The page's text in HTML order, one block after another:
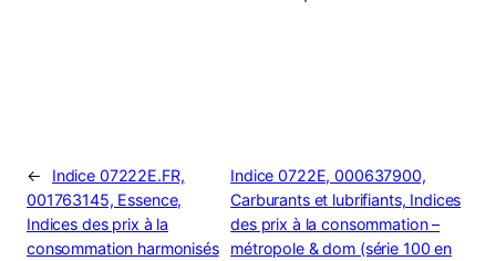
←
Indice 07222E.FR,
001763145, Essence,
Indices des prix à la
consommation harmonisés
Indice 0722E, 000637900,
Carburants et lubrifiants, Indices
des prix à la consommation –
métropole & dom (série 100 en